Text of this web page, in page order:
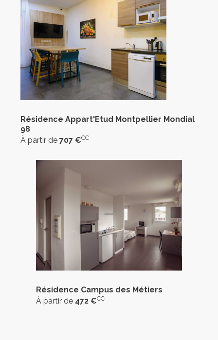
Résidence Appart'Etud Montpellier Mondial
98
À partir de 707 €CC
Résidence Campus des Métiers
À partir de 472 €CC